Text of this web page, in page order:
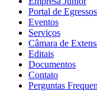
Portal de Egressos
Eventos
Serviços
Câmara de
Editais
Documentos
Contato
Perguntas